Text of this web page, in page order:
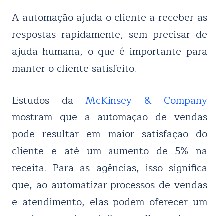
A automação ajuda o cliente a receber as
respostas rapidamente, sem precisar de
ajuda humana, o que é importante para
manter o cliente satisfeito.
Estudos daMcKinsey & Company
mostram que a automação de vendas
pode resultar em maior satisfação do
cliente e até um aumento de 5% na
receita. Para as agências, isso significa
que, ao automatizar processos de vendas
e atendimento, elas podem oferecer um